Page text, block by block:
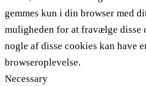
gemmes kun i din browser med
muligheden for at fravælge disse
nogle af disse cookies kan have
browseroplevelse.
Necessary